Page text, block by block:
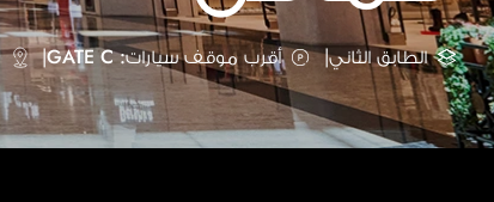
الطابق الثاني| أقرب موقف سيارات: GATE C |